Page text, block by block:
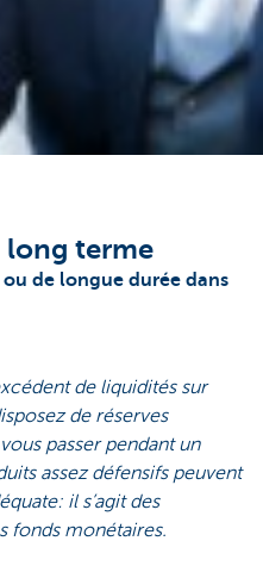
long terme
de longue durée dans
de liquidités sur
de réserves
passer pendant un
assez défensifs peuvent
il s’agit des
fonds monétaires.